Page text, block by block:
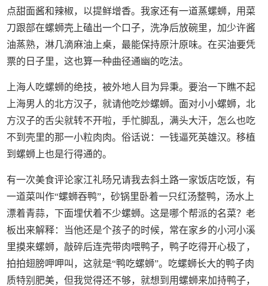
点甜面酱和辣椒，以提鲜增香。我家还有一道蒸螺蛳，用菜
刀跟部在螺蛳壳上磕出一个口子，洗净后放碗里，加少许酱
油蒸熟，淋几滴麻油上桌，最能保持原汁原味。在买油要凭
票的日子里，这也算一种曲径通幽的吃法。
上海人吃螺蛳的绝技，被外地人目为异秉。要治一下瞧不起
上海男人的北方汉子，就请他吃炒螺蛳。面对小小螺蛳，北
方汉子的舌尖就转不开啦，手忙脚乱，满头大汗，怎么也吃
不到壳里的那一小粒肉肉。俗话说：一钱逼死英雄汉。移植
到螺蛳上也是行得通的。
有一次美食评论家江礼旸兄请我去斜土路一家饭店吃饭，有
一道菜叫作“螺蛳吞鸭”，砂锅里卧着一只红汤整鸭，汤水上
漂着青蒜，下面埋伏着不少螺蛳。这是哪个帮派的名菜？老
板出来解释：当他还是个孩子的时候，常在家乡的小河小溪
里摸来螺蛳，敲碎后连壳带肉喂鸭子，鸭子吃得开心极了，
拍拍翅膀呷呷叫，这就是“鸭吃螺蛳”。吃螺蛳长大的鸭子肉
质特别肥美，但我觉得还不够，就想到用螺蛳来加持鸭子，